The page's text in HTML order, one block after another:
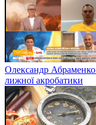
Олександр Абраменко
лижної акробатики